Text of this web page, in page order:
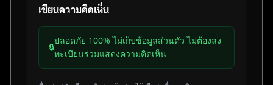
เขียนความคิดเห็น
🔒
ปลอดภัย 100% ไม่เก็บข้อมูลส่วนตัว ไม่ต้องลง
ทะเบียนร่วมแสดงความคิดเห็น